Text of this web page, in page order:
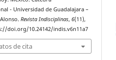
- Universidad de Guadalajara –
Alonso.Revista Indisciplinas,6(11),
doi.org/10.24142/indis.v6n11a7
de cita